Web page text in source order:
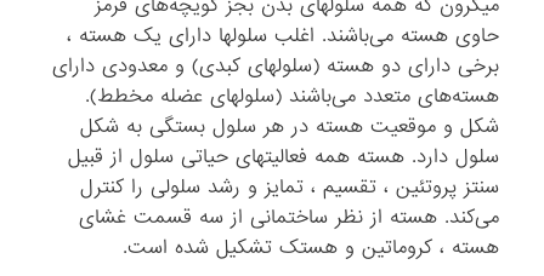
حاوی هسته می‌باشند. اغلب سلولها دارای یک هسته ،
برخی دارای دو هسته (سلولهای کبدی) و معدودی دارای
هسته‌های متعدد می‌باشند (سلولهای عضله مخطط).
شکل و موقعیت هسته در هر سلول بستگی به شکل
سلول دارد. هسته همه فعالیتهای حیاتی سلول از قبیل
سنتز پروتئین ، تقسیم ، تمایز و رشد سلولی را کنترل
می‌کند. هسته از نظر ساختمانی از سه قسمت غشای
هسته ، کروماتین و هستک تشکیل شده است.